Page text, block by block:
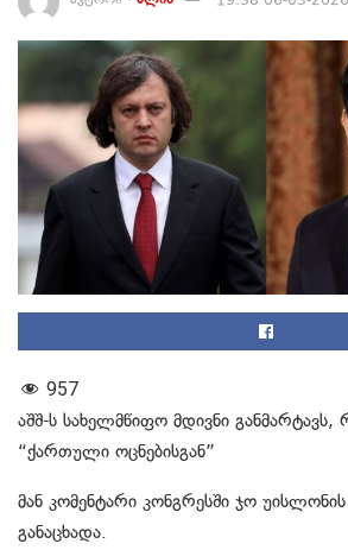
957
აშშ-ს სახელმწიფო მდივნი განმარტავს,
“ქართული ოცნებისგან”
მან კომენტარი კონგრესში ჯო
განაცხადა.